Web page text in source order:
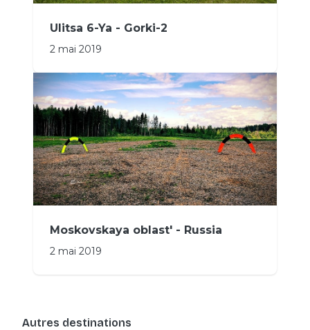
Ulitsa 6-Ya - Gorki-2
2 mai 2019
Moskovskaya oblast' - Russia
2 mai 2019
Autres destinations